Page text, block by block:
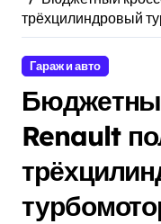
трёхцилиндровый
Гараж и авто
Renault